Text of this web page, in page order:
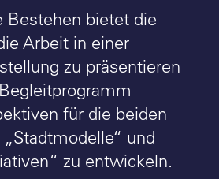
Bestehen bietet die
Arbeit in einer
zu präsentieren
für die beiden
und
zu entwickeln.